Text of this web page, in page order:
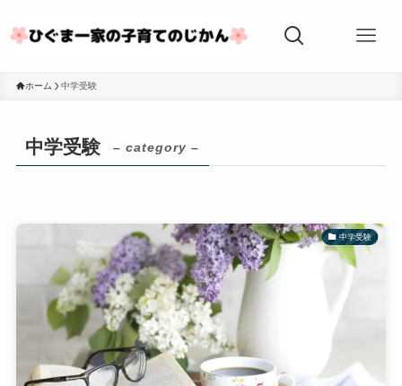
ホーム 中学受験
中学受験 – category –
中学受験